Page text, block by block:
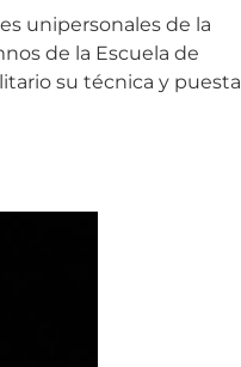
unipersonales de la
de la Escuela de
su técnica y puesta